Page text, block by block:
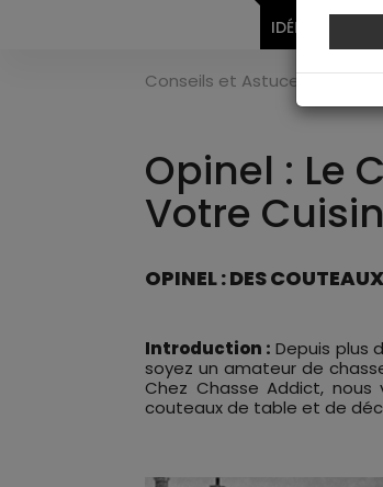
IDÉES CADEAUX
Conseils et Astuces>
Opinel : Le
Votre
OPINEL : DES
Introduction : Depuis plus
soyez un amateur de
Chez Chasse Addict,
couteaux de table et de